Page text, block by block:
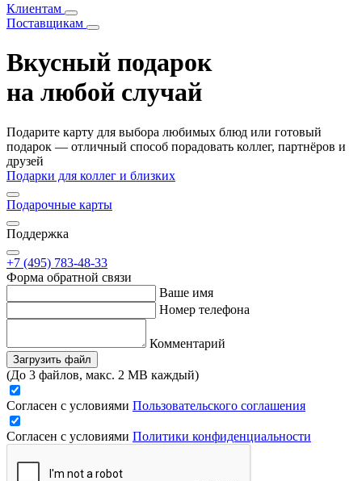
Клиентам
Поставщикам
Вкусный подарок
на любой случай
Подарите карту для выбора любимых блюд или готовый
подарок — отличный способ порадовать коллег, партнёров и
друзей
Подарки для коллег и близких
Подарочные карты
Поддержка
+7 (495) 783-48-33
Форма обратной связи
Ваше имя
Номер телефона
Комментарий
Загрузить файл
(До 3 файлов, макс. 2 MB каждый)
Согласен с условиями Пользовательского соглашения
Согласен с условиями Политики конфиденциальности